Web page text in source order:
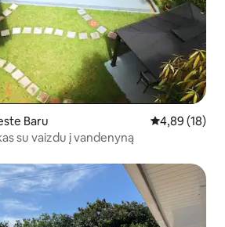
Baru Vidutinis
4,89 (18)
su vaizdu į vandenyną